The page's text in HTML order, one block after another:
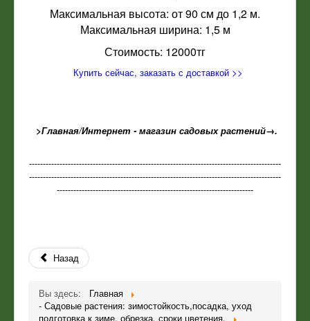
Максимальная высота: от 90 см до 1,2 м.
Максимальная ширина: 1,5 м
Стоимость: 12000тг
Купить сейчас, заказать с доставкой >>
>Главная/Интернет - магазин садовых растений→.
-------------------------------------------------------------------------------------------
-------------------------------------------------------------------------------------------
-----------------------------------------------------------------------
Назад
Вы здесь:
Главная
- Садовые растения: зимостойкость,посадка, уход
подготовка к зиме, обрезка, сроки цветения.